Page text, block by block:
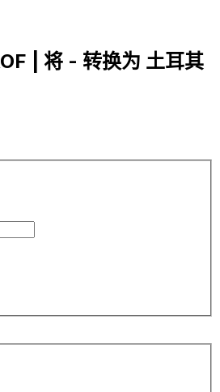
| 将 - 转换为 土耳其